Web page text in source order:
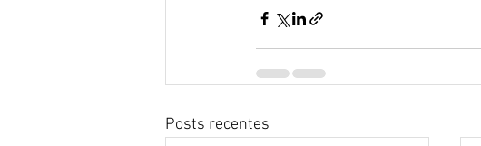
Posts recentes